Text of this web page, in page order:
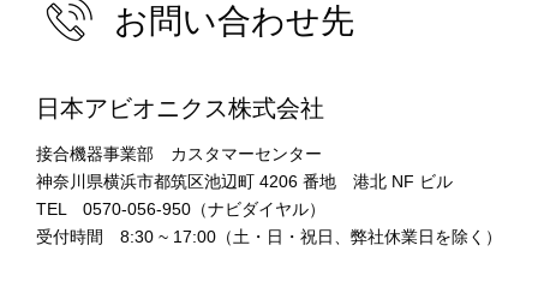
お問い合わせ先
日本アビオニクス株式会社
接合機器事業部 カスタマーセンター
神奈川県横浜市都筑区池辺町 4206 番地 港北 NF ビル
TEL 0570-056-950（ナビダイヤル）
受付時間 8:30 ~ 17:00（土・日・祝日、弊社休業日を除く）